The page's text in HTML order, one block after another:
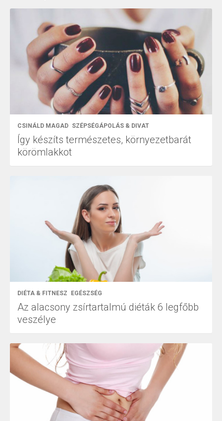
CSINÁLD MAGAD SZÉPSÉGÁPOLÁS & DIVAT
Így készíts természetes, környezetbarát
körömlakkot
DIÉTA & FITNESZ EGÉSZSÉG
Az alacsony zsírtartalmú diéták 6 legfőbb
veszélye